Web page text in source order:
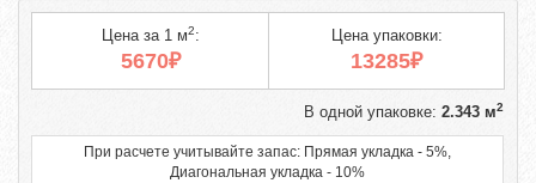
Цена за 1 м2:
5670₽
Цена упаковки:
13285₽
В одной упаковке: 2.343 м2
При расчете учитывайте запас: Прямая укладка - 5%,
Диагональная укладка - 10%